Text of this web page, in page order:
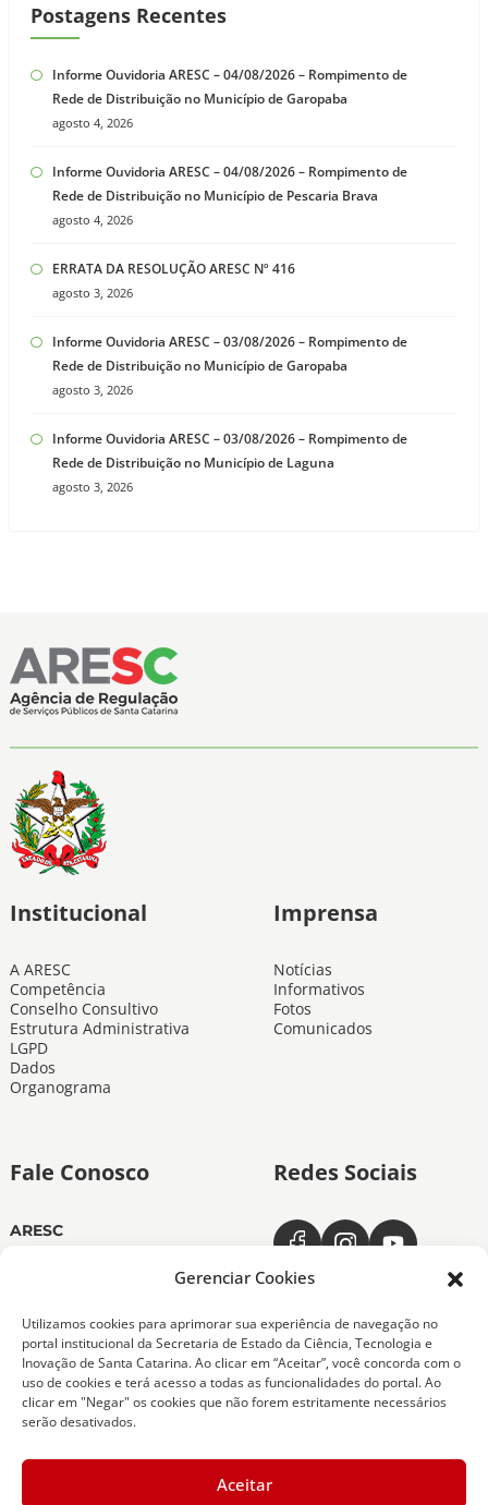
Gerenciar Cookies
Utilizamos cookies para aprimorar sua experiência de navegação no
portal institucional da Secretaria de Estado da Ciência, Tecnologia e
Inovação de Santa Catarina. Ao clicar em “Aceitar”, você concorda com o
uso de cookies e terá acesso a todas as funcionalidades do portal. Ao
clicar em "Negar" os cookies que não forem estritamente necessários
serão desativados.
Aceitar
Postagens Recentes
Informe Ouvidoria ARESC – 04/08/2026 – Rompimento de
Rede de Distribuição no Município de Garopaba
agosto 4, 2026
Informe Ouvidoria ARESC – 04/08/2026 – Rompimento de
Rede de Distribuição no Município de Pescaria Brava
agosto 4, 2026
ERRATA DA RESOLUÇÃO ARESC Nº 416
agosto 3, 2026
Informe Ouvidoria ARESC – 03/08/2026 – Rompimento de
Rede de Distribuição no Município de Garopaba
agosto 3, 2026
Informe Ouvidoria ARESC – 03/08/2026 – Rompimento de
Rede de Distribuição no Município de Laguna
agosto 3, 2026
Institucional
A ARESC
Competência
Conselho Consultivo
Estrutura Administrativa
LGPD
Dados
Organograma
Imprensa
Notícias
Informativos
Fotos
Comunicados
Fale Conosco
ARESC
ARESC Ouvidoria
Dias úteis das 7h às 19h
0800-6432611
(48) 9 9151-0276
Redes Sociais
Copyright 2026 Todos os Direitos Reservados
ARESC - Agência de Regulação de Serviços Públicos